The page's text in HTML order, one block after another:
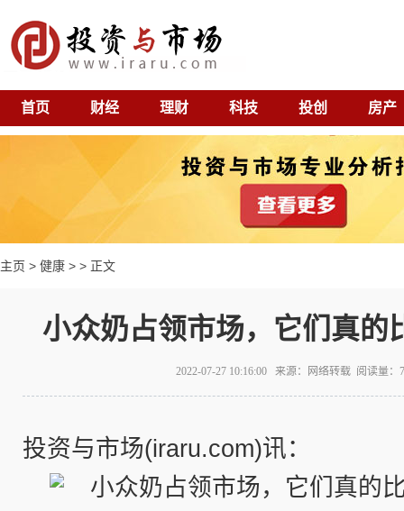
首页 财经 理财 科技 投创 房产
主页 > 健康 > > 正文
小众奶占领市场，它们真的
2022-07-27 10:16:00 来源：网络转载 阅读量
投资与市场(iraru.com)讯：